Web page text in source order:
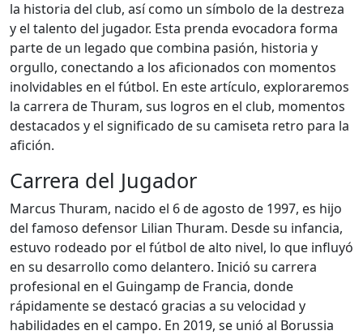
la historia del club, así como un símbolo de la destreza
y el talento del jugador. Esta prenda evocadora forma
parte de un legado que combina pasión, historia y
orgullo, conectando a los aficionados con momentos
inolvidables en el fútbol. En este artículo, exploraremos
la carrera de Thuram, sus logros en el club, momentos
destacados y el significado de su camiseta retro para la
afición.
Carrera del Jugador
Marcus Thuram, nacido el 6 de agosto de 1997, es hijo
del famoso defensor Lilian Thuram. Desde su infancia,
estuvo rodeado por el fútbol de alto nivel, lo que influyó
en su desarrollo como delantero. Inició su carrera
profesional en el Guingamp de Francia, donde
rápidamente se destacó gracias a su velocidad y
habilidades en el campo. En 2019, se unió al Borussia